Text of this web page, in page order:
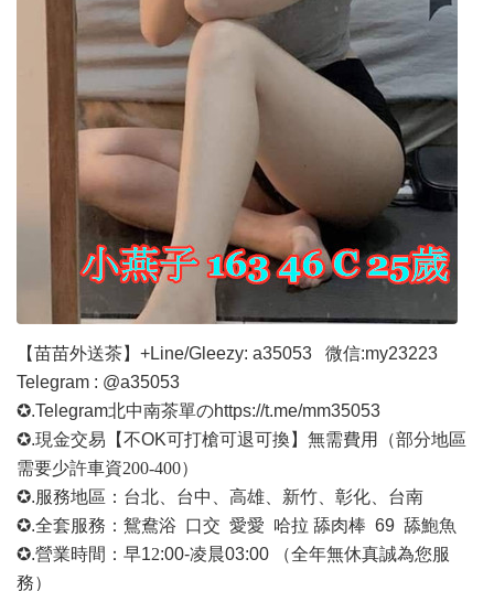
【苗苗外送茶】 +Line/Gleezy: a35053 微信:my23223
Telegram : @a35053
✪.Telegram北中南茶單のhttps://t.me/mm35053
✪.現金交易【不OK可打槍可退可換】無需費用
（部分地區
需要少許車資200-400）
✪.服務地區：台北、台中、高雄、新竹、彰化、台南
✪.全套服務：鴛鴦浴 口交 愛愛 哈拉 舔肉棒 69 舔鮑魚
✪.營業時間：早12:00-凌晨03:00 （全年無休真誠為您服
務）